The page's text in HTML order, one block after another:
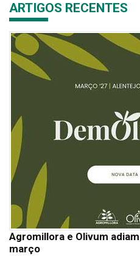
ARTIGOS RECENTES
Agromillora e Olivum
março